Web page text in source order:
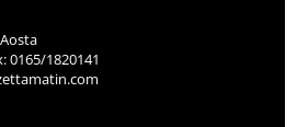
0165/1820141